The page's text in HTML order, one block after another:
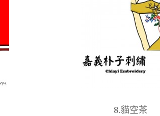
貓空茶